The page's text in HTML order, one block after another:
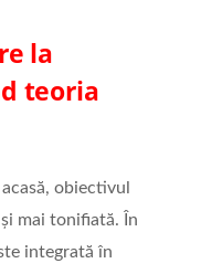
la
teoria
obiectivul
mai tonifiată. În
integrată în